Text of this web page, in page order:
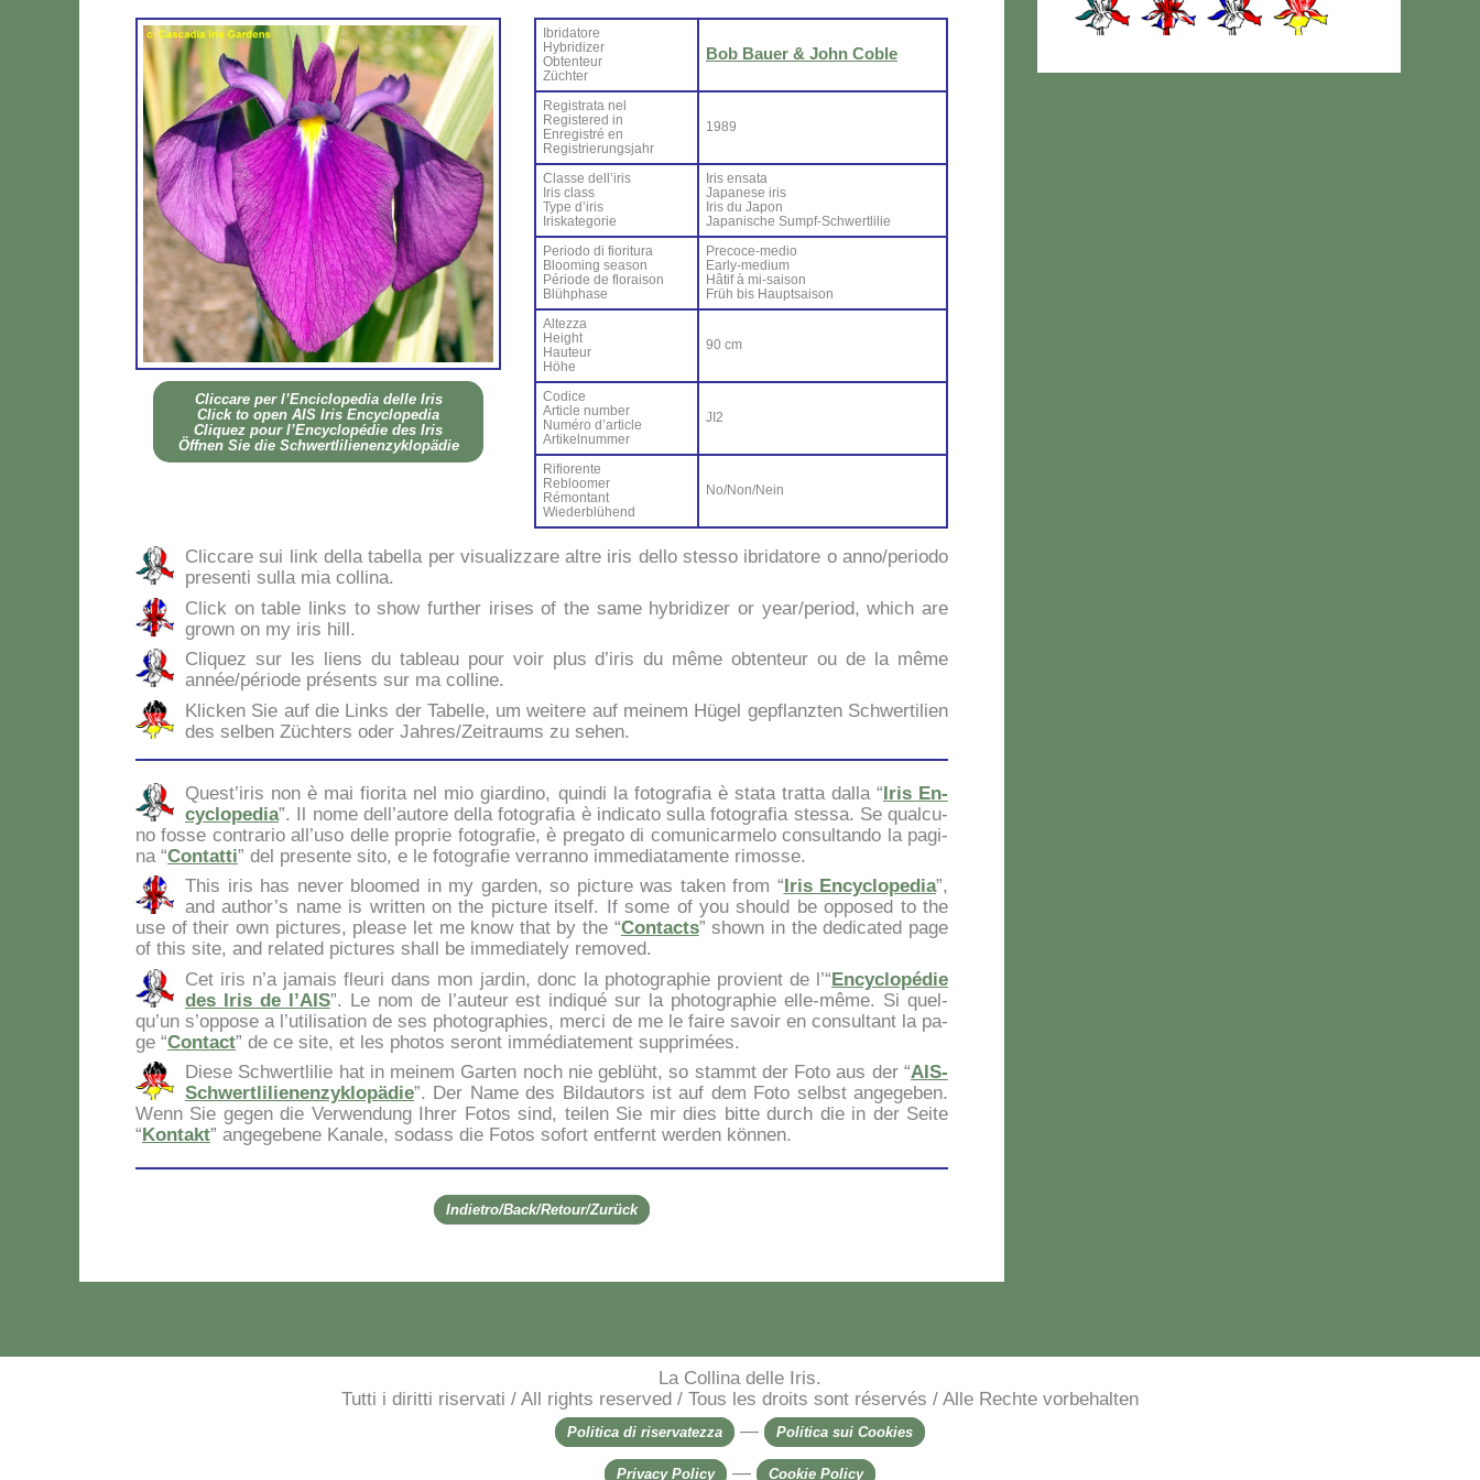
Clic­ca­re per l’En­ci­clo­pe­dia del­le Iris
Click to open AIS Iris En­cy­clo­pe­dia
Cli­quez pour l’En­cy­clo­pé­die des Iris
Öff­nen Sie die Sch­wer­tli­lie­nen­zy­klo­pä­die
Ibri­da­to­re
Hy­bri­di­zer
Ob­ten­teur
Zü­ch­ter
Bob Bauer & John Co­ble
Re­gi­stra­ta nel
Re­gi­ste­red in
En­re­gi­stré en
Re­gi­strie­rung­sjahr
1989
Clas­se del­l’i­ris
Iris class
Ty­pe d’i­ris
Iri­ska­te­go­rie
Iris en­sa­ta
Ja­pa­ne­se iris
Iris du Ja­pon
Ja­pa­ni­sche Sum­pf-Sch­wer­tli­lie
Pe­rio­do di fio­ri­tu­ra
Bloo­ming sea­son
Pé­rio­de de flo­rai­son
Blü­h­pha­se
Pre­co­ce-me­dio
Ear­ly-me­dium
Hâ­tif à mi-sai­son
Früh bis Haup­tsai­son
Al­tez­za
Height
Hau­teur
Hö­he
90 cm
Co­di­ce
Ar­ti­cle num­ber
Nu­mé­ro d’ar­ti­cle
Ar­ti­kel­num­mer
JI2
Ri­fio­ren­te
Re­bloo­mer
Ré­mon­tant
Wie­der­blü­hend
No/Non/Nein
Clic­ca­re sui link del­la ta­bel­la per vi­sua­liz­za­re al­tre iris del­lo stes­so ibri­da­to­re o anno/periodo
pre­sen­ti sul­la mia col­li­na.
Click on ta­ble links to show fur­ther iri­ses of the sa­me hy­bri­di­zer or year/period, which are
gro­wn on my iris hill.
Cli­quez sur les liens du ta­bleau pour voir plus d’i­ris du mê­me ob­ten­teur ou de la mê­me
année/période pré­sen­ts sur ma col­li­ne.
Klic­ken Sie auf die Links der Ta­bel­le, um wei­te­re auf mei­nem Hü­gel ge­p­flanz­ten Sch­wer­ti­lien
des sel­ben Zü­ch­ters oder Jahres/Zeitraums zu se­hen.
Que­st’i­ris non è mai fio­ri­ta nel mio giar­di­no, quin­di la fo­to­gra­fia è sta­ta trat­ta dal­la “Iris En­
cy­clo­pe­dia”. Il no­me dell’autore del­la fo­to­gra­fia è in­di­ca­to sul­la fo­to­gra­fia stes­sa. Se qual­cu­
no fos­se con­tra­rio all’uso del­le pro­prie fo­to­gra­fie, è pre­ga­to di co­mu­ni­car­me­lo con­sul­tan­do la pa­gi­
na “Con­tat­ti” del pre­sen­te si­to, e le fo­to­gra­fie ver­ran­no im­me­dia­ta­men­te ri­mos­se.
This iris has ne­ver bloo­med in my gar­den, so pic­tu­re was ta­ken from “Iris En­cy­clo­pe­dia”,
and au­tho­r’s na­me is writ­ten on the pic­tu­re itself. If so­me of you should be op­po­sed to the
use of their own pic­tu­res, plea­se let me know that by the “Con­tac­ts” sho­wn in the de­di­ca­ted pa­ge
of this si­te, and re­la­ted pic­tu­res shall be im­me­dia­te­ly re­mo­ved.
Cet iris n’a ja­mais fleu­ri dans mon jar­din, donc la pho­to­gra­phie pro­vient de l’“En­cy­clo­pé­die
des Iris de l’AIS”. Le nom de l’au­teur est in­di­qué sur la pho­to­gra­phie el­le-mê­me. Si quel­
qu’un s’op­po­se a l’u­ti­li­sa­tion de ses pho­to­gra­phies, mer­ci de me le fai­re sa­voir en con­sul­tant la pa­
ge “Con­tact” de ce si­te, et les pho­tos se­ront im­mé­dia­te­ment sup­pri­mées.
Die­se Sch­wer­tli­lie hat in mei­nem Gar­ten noch nie ge­blü­ht, so stammt der Fo­to aus der “AIS-
Sch­wer­tli­lie­nen­zy­klo­pä­die”. Der Na­me des Bil­dau­tors ist auf dem Fo­to selb­st an­ge­ge­ben.
Wenn Sie ge­gen die Ver­wen­dung Ih­rer Fo­tos sind, tei­len Sie mir dies bit­te durch die in der Sei­te
“Kon­takt” an­ge­ge­be­ne Ka­na­le, so­dass die Fo­tos so­fort ent­fernt wer­den kön­nen.
Indietro/Back/Retour/Zurück
La Collina delle Iris.
Tutti i diritti riservati / All rights reserved / Tous les droits sont réservés / Alle Rechte vorbehalten
Politica di riservatezza — Politica sui Cookies
Privacy Policy — Cookie Policy